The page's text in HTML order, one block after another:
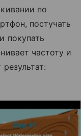
по
постучать
покупать
частоту и